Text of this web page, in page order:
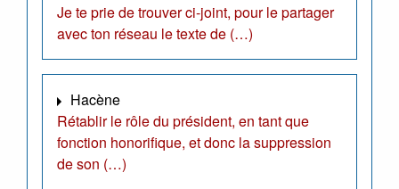
Je te prie de trouver ci-joint, pour le partager
avec ton réseau le texte de (…)
Hacène
Rétablir le rôle du président, en tant que
fonction honorifique, et donc la suppression
de son (…)